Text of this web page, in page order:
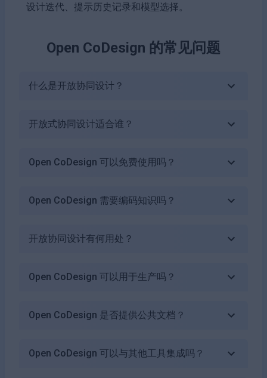
设计迭代、提示历史记录和模型选择。
Open CoDesign 的常见问题
什么是开放协同设计？
开放式协同设计适合谁？
Open CoDesign 可以免费使用吗？
Open CoDesign 需要编码知识吗？
开放协同设计有何用处？
Open CoDesign 可以用于生产吗？
Open CoDesign 是否提供公共文档？
Open CoDesign 可以与其他工具集成吗？